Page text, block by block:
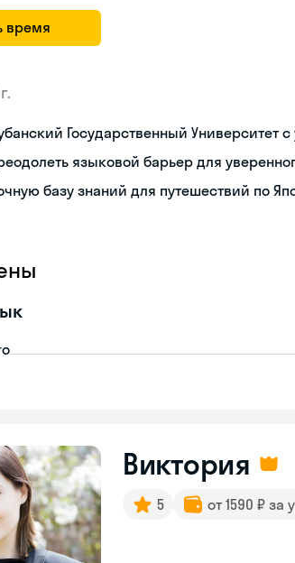
время
Государственный Университет
языковой барьер для
базу знаний для путешествий по
Виктория
5 от 1590 ₽ за